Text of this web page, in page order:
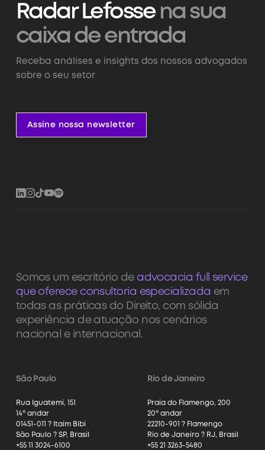
Radar Lefossena sua
caixa de entrada
Receba análises e insights dos nossos advogados
sobre o seu setor
Assine nossa newsletter
Somos um escritório de advocacia full service
que oferece consultoria especializada em
todas as práticas do Direito, com sólida
experiência de atuação nos cenários
nacional e internacional.
São Paulo
Rua Iguatemi, 151
14º andar
01451-011 ? Itaim Bibi
São Paulo ? SP, Brasil
+55 11 3024-6100
Rio de Janeiro
Praia do Flamengo, 200
20º andar
22210-901 ? Flamengo
Rio de Janeiro ? RJ, Brasil
+55 21 3263-5480